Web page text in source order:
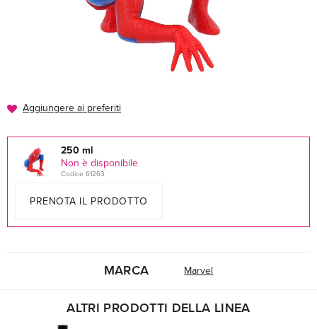
Aggiungere ai preferiti
250 ml
Non è disponibile
Codice 61263
PRENOTA IL PRODOTTO
MARCA Marvel
ALTRI PRODOTTI DELLA LINEA